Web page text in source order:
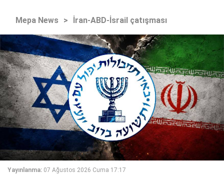
Mepa News > İran-ABD-İsrail çatışması
Yayınlanma: 07 Ağustos 2026 Cuma 17:17